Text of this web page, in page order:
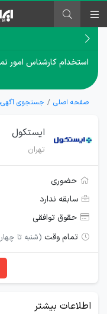
استخدام کارشناس امور
صفحه اصلی جستجوی
ایستکول
تهران
حضوری
سابقه ندارد
حقوق توافقی
تمام وقت (شنبه تا
اطلاعات بیشتر